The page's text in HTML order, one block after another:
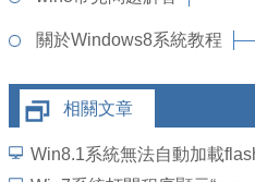
關於Windows8系統教程
相關文章
Win8.1系統無法自動加載